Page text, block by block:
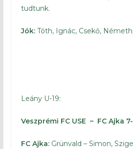
tudtunk.
Jók:Tóth, Ignác, Csekő,
Leány U-19:
Veszprémi FC USE – FC Ajka
FC Ajka:Grünvald – Simon,